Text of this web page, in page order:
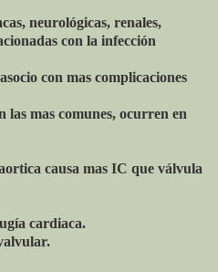
neurológicas, renales,
con la infección
con mas complicaciones
las mas comunes, ocurren en
causa mas IC que válvula
cardiaca.